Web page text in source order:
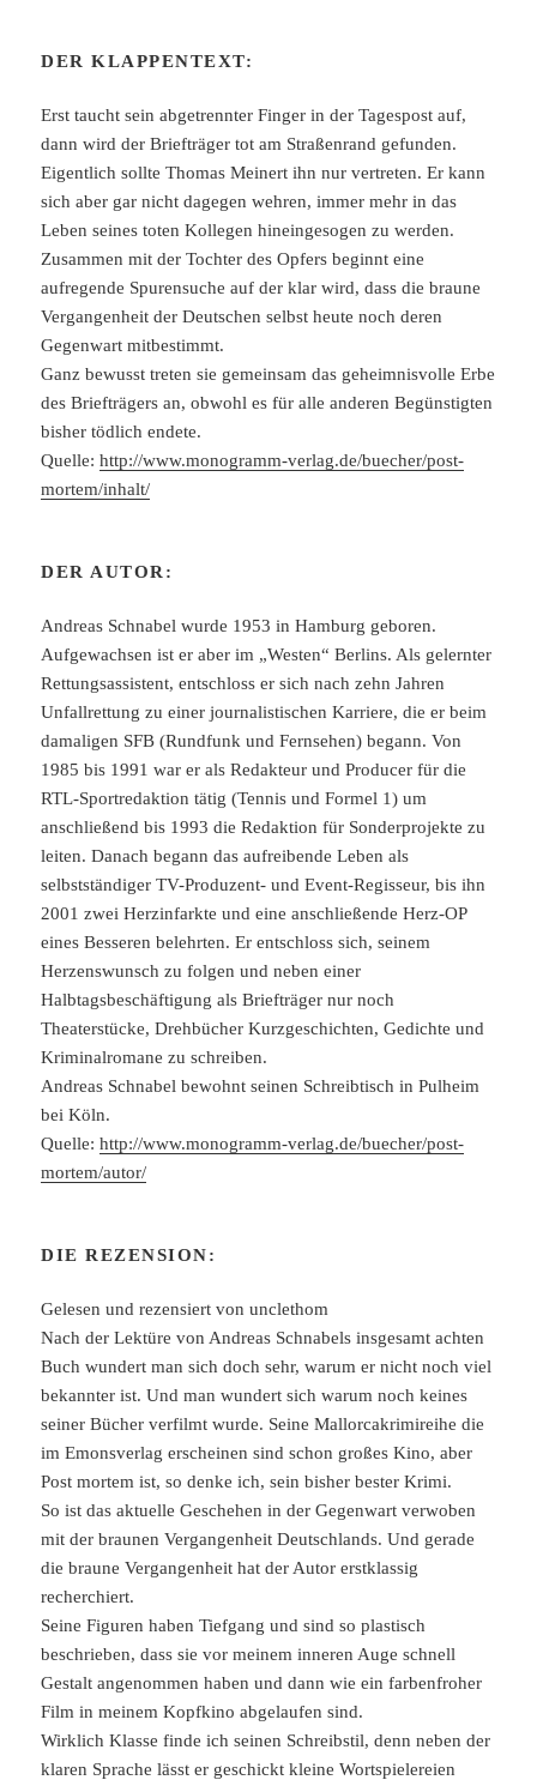
DER KLAPPENTEXT:
Erst taucht sein abgetrennter Finger in der Tagespost auf,
dann wird der Briefträger tot am Straßenrand gefunden.
Eigentlich sollte Thomas Meinert ihn nur vertreten. Er kann
sich aber gar nicht dagegen wehren, immer mehr in das
Leben seines toten Kollegen hineingesogen zu werden.
Zusammen mit der Tochter des Opfers beginnt eine
aufregende Spurensuche auf der klar wird, dass die braune
Vergangenheit der Deutschen selbst heute noch deren
Gegenwart mitbestimmt.
Ganz bewusst treten sie gemeinsam das geheimnisvolle Erbe
des Briefträgers an, obwohl es für alle anderen Begünstigten
bisher tödlich endete.
Quelle:http://www.monogramm-verlag.de/buecher/post-
mortem/inhalt/
DER AUTOR:
Andreas Schnabel wurde 1953 in Hamburg geboren.
Aufgewachsen ist er aber im „Westen“ Berlins. Als gelernter
Rettungsassistent, entschloss er sich nach zehn Jahren
Unfallrettung zu einer journalistischen Karriere, die er beim
damaligen SFB (Rundfunk und Fernsehen) begann. Von
1985 bis 1991 war er als Redakteur und Producer für die
RTL-Sportredaktion tätig (Tennis und Formel 1) um
anschließend bis 1993 die Redaktion für Sonderprojekte zu
leiten. Danach begann das aufreibende Leben als
selbstständiger TV-Produzent- und Event-Regisseur, bis ihn
2001 zwei Herzinfarkte und eine anschließende Herz-OP
eines Besseren belehrten. Er entschloss sich, seinem
Herzenswunsch zu folgen und neben einer
Halbtagsbeschäftigung als Briefträger nur noch
Theaterstücke, Drehbücher Kurzgeschichten, Gedichte und
Kriminalromane zu schreiben.
Andreas Schnabel bewohnt seinen Schreibtisch in Pulheim
bei Köln.
Quelle:http://www.monogramm-verlag.de/buecher/post-
mortem/autor/
DIE REZENSION:
Gelesen und rezensiert von unclethom
Nach der Lektüre von Andreas Schnabels insgesamt achten
Buch wundert man sich doch sehr, warum er nicht noch viel
bekannter ist. Und man wundert sich warum noch keines
seiner Bücher verfilmt wurde. Seine Mallorcakrimireihe die
im Emonsverlag erscheinen sind schon großes Kino, aber
Post mortem ist, so denke ich, sein bisher bester Krimi.
So ist das aktuelle Geschehen in der Gegenwart verwoben
mit der braunen Vergangenheit Deutschlands. Und gerade
die braune Vergangenheit hat der Autor erstklassig
recherchiert.
Seine Figuren haben Tiefgang und sind so plastisch
beschrieben, dass sie vor meinem inneren Auge schnell
Gestalt angenommen haben und dann wie ein farbenfroher
Film in meinem Kopfkino abgelaufen sind.
Wirklich Klasse finde ich seinen Schreibstil, denn neben der
klaren Sprache lässt er geschickt kleine Wortspielereien